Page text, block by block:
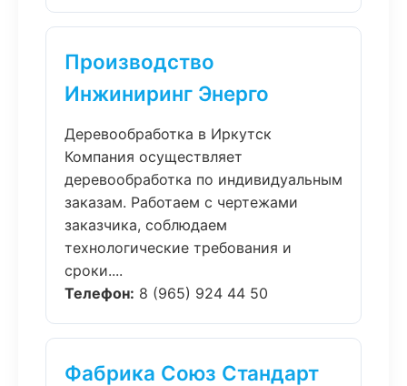
Производство
Инжиниринг Энерго
Деревообработка в Иркутск
Компания осуществляет
деревообработка по индивидуальным
заказам. Работаем с чертежами
заказчика, соблюдаем
технологические требования и
сроки....
Телефон: 8 (965) 924 44 50
Фабрика Союз Стандарт